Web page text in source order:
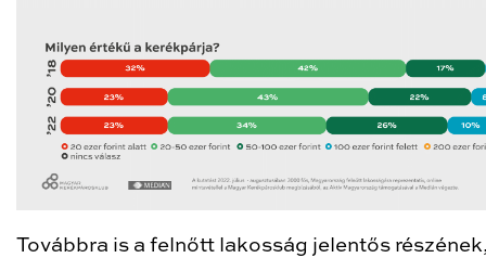
Továbbra is a felnőtt lakosság jelentős